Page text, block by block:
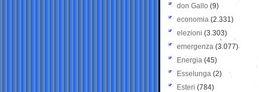
don Gallo (9)
economia (2.331)
elezioni (3.303)
emergenza (3.077)
Energia (45)
Esselunga (2)
Esteri (784)